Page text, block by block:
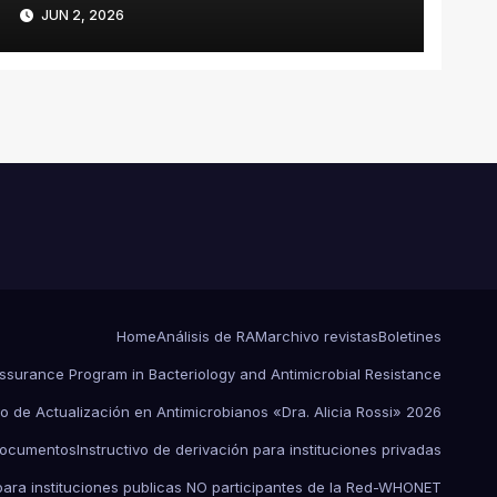
ST258 EN UNA UNIDAD DE
CUIDADOS CRITICOS DE LA
EPIDEMIOLÓGICO Y
JUN 2, 2026
HomeAnálisis de RAMarchivo revistasBoletines
Program in Bacteriology and Antimicrobial Resistance
de Actualización en Antimicrobianos «Dra. Alicia Rossi» 2026
Instructivo de derivación para instituciones privadas
instituciones publicas NO participantes de la Red-WHONET